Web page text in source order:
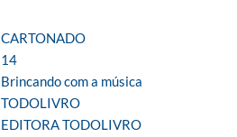
CARTONADO
14
Brincando com a música
TODOLIVRO
EDITORA TODOLIVRO